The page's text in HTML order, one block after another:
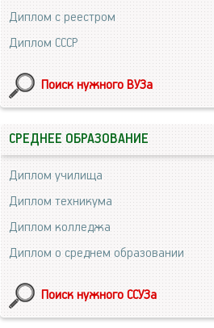
Диплом с реестром
Диплом СССР
Поиск нужного ВУЗа
СРЕДНЕЕ ОБРАЗОВАНИЕ
Диплом училища
Диплом техникума
Диплом колледжа
Диплом о среднем образовании
Поиск нужного ССУЗа